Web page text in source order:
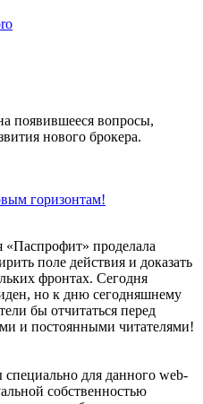
появившееся вопросы,
нового брокера.
горизонтам!
«Паспрофит» проделала
поле действия и доказать
фронтах. Сегодня
но к дню сегодняшнему
бы отчитаться перед
и постоянными читателями!
для данного web-
собственностью